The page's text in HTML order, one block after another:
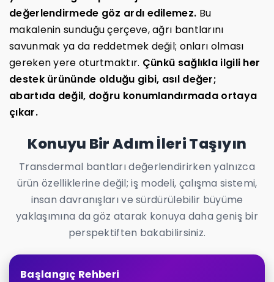
değerlendirmede göz ardı edilemez. Bu
makalenin sunduğu çerçeve, ağrı bantlarını
savunmak ya da reddetmek değil; onları olması
gereken yere oturtmaktır. Çünkü sağlıkla ilgili her
destek ürününde olduğu gibi, asıl değer;
abartıda değil, doğru konumlandırmada ortaya
çıkar.
Konuyu Bir Adım İleri Taşıyın
Transdermal bantları değerlendirirken yalnızca
ürün özelliklerine değil; iş modeli, çalışma sistemi,
insan davranışları ve sürdürülebilir büyüme
yaklaşımına da göz atarak konuya daha geniş bir
perspektiften bakabilirsiniz.
Başlangıç Rehberi